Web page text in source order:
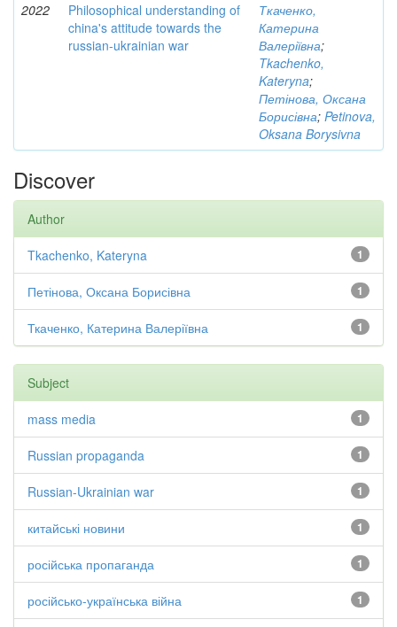
2022
Philosophical understanding of
china's attitude towards the
russian-ukrainian war
Ткаченко,
Катерина
Валеріївна;
Tkachenko,
Kateryna;
Петінова, Оксана
Борисівна; Petinova,
Oksana Borysivna
Discover
Author
1
Tkachenko, Kateryna
1
Петінова, Оксана Борисівна
1
Ткаченко, Катерина Валеріївна
Subject
1
mass media
1
Russian propaganda
1
Russian-Ukrainian war
1
китайські новини
1
російська пропаганда
1
російсько-українська війна